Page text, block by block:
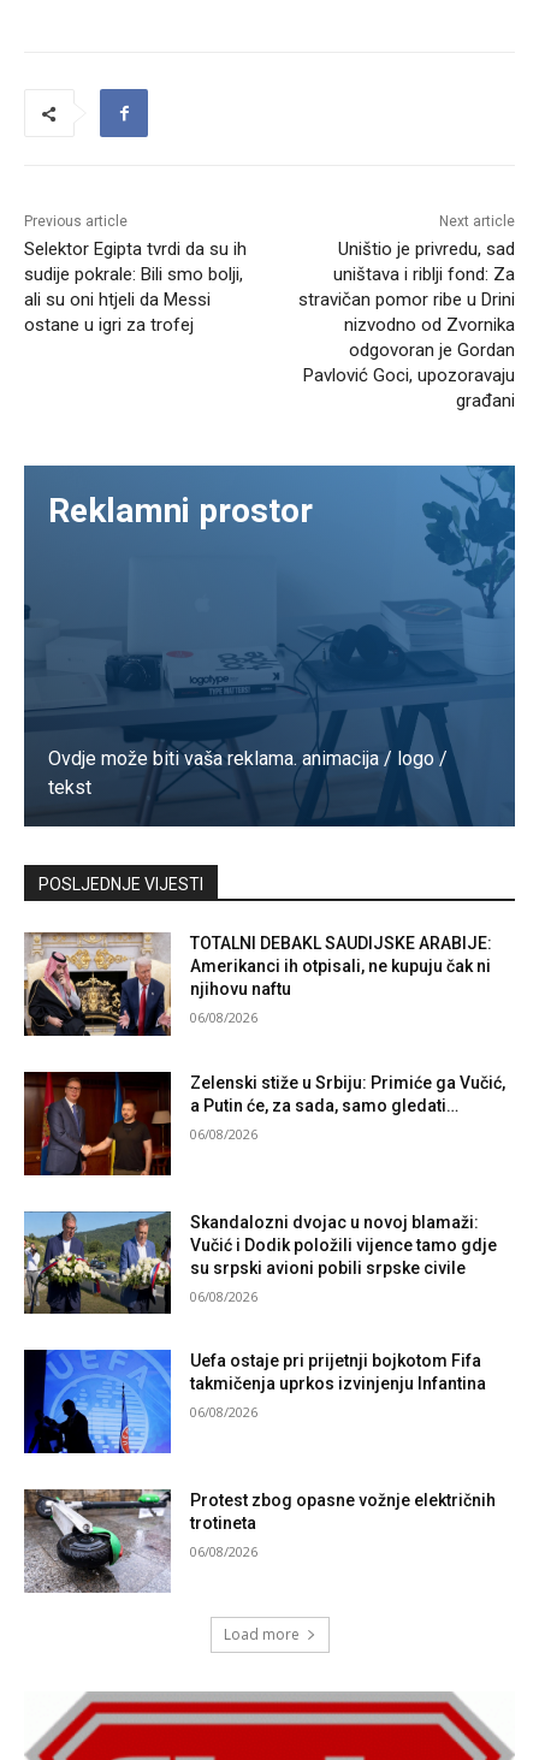
Previous article
Selektor Egipta tvrdi da su ih
sudije pokrale: Bili smo bolji,
ali su oni htjeli da Messi
ostane u igri za trofej
Next article
Uništio je privredu, sad
uništava i riblji fond: Za
stravičan pomor ribe u Drini
nizvodno od Zvornika
odgovoran je Gordan
Pavlović Goci, upozoravaju
građani
Reklamni prostor
Ovdje može biti vaša reklama. animacija / logo /
tekst
Kontaktirajte nas
POSLJEDNJE VIJESTI
TOTALNI DEBAKL SAUDIJSKE ARABIJE:
Amerikanci ih otpisali, ne kupuju čak ni
njihovu naftu
06/08/2026
Zelenski stiže u Srbiju: Primiće ga Vučić,
a Putin će, za sada, samo gledati…
06/08/2026
Skandalozni dvojac u novoj blamaži:
Vučić i Dodik položili vijence tamo gdje
su srpski avioni pobili srpske civile
06/08/2026
Uefa ostaje pri prijetnji bojkotom Fifa
takmičenja uprkos izvinjenju Infantina
06/08/2026
Protest zbog opasne vožnje električnih
trotineta
06/08/2026
Load more